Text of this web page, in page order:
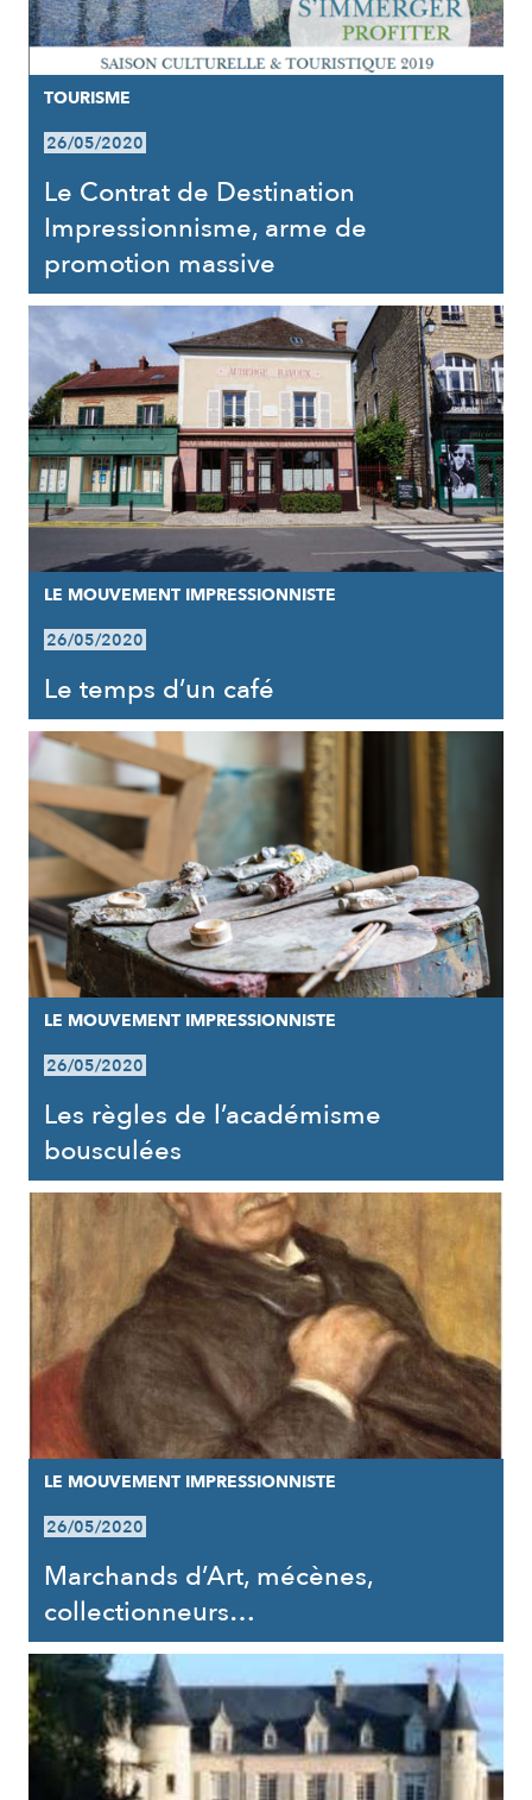
TOURISME
26/05/2020
Le Contrat de Destination
Impressionnisme, arme de
promotion massive
LE MOUVEMENT IMPRESSIONNISTE
26/05/2020
Le temps d’un café
LE MOUVEMENT IMPRESSIONNISTE
26/05/2020
Les règles de l’académisme
bousculées
LE MOUVEMENT IMPRESSIONNISTE
26/05/2020
Marchands d’Art, mécènes,
collectionneurs…